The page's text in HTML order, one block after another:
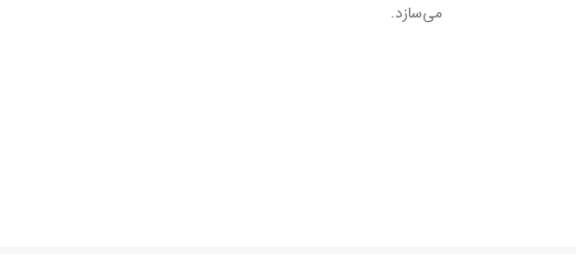
می‌سازد.